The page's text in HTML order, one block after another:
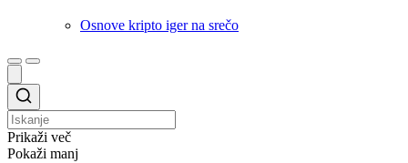
Osnove kripto iger na srečo
Prikaži več
Pokaži manj